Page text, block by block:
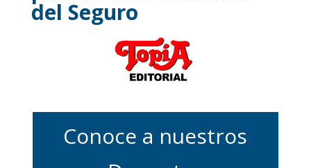
del Seguro
Conoce a nuestros